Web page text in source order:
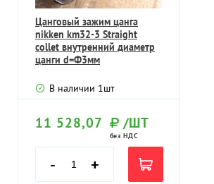
Цанговый зажим цанга
nikken km32-3 Straight
collet внутренний диаметр
цанги d=Ф3мм
В наличии 1шт
11 528,07 /ШТ
без НДС
- +